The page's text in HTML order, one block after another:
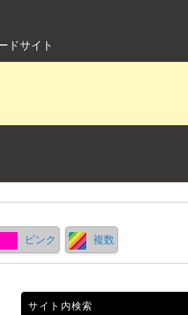
ドサイト
ピンク 複数
サイト内検索